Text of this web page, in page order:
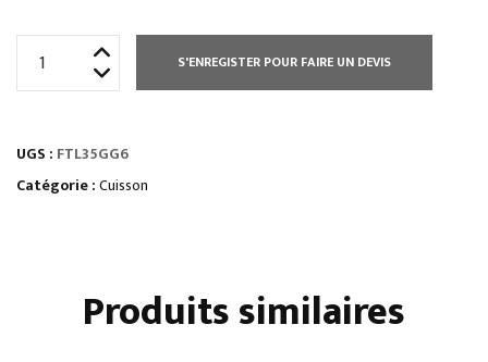
SNACKER
GAZ
S'ENREGISTER POUR FAIRE UN DEVIS
UGS : FTL35GG6
Catégorie :Cuisson
Produits similaires